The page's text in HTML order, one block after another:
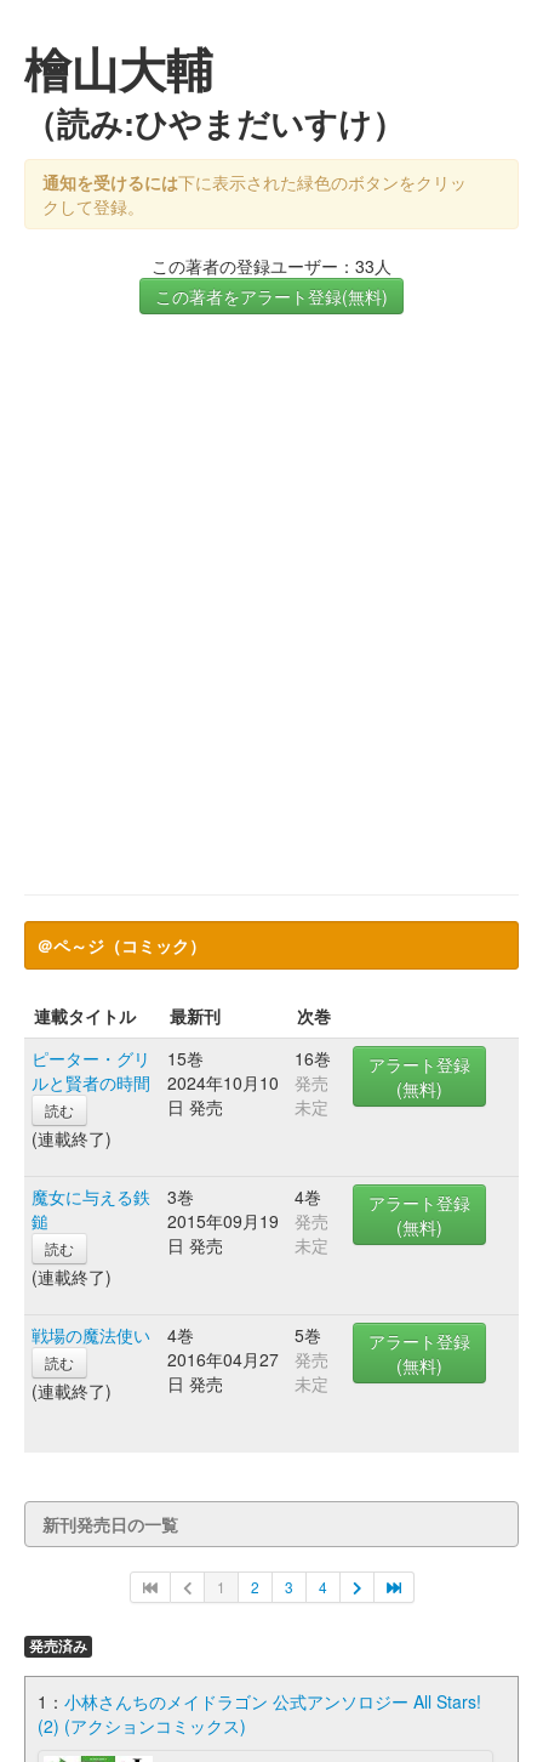
檜山大輔
（読み:ひやまだいすけ）
通知を受けるには下に表示された緑色のボタンをクリッ
クして登録。
この著者の登録ユーザー：33人
この著者をアラート登録(無料)
＠ペ～ジ（コミック）
連載タイトル 最新刊
次巻
ピーター・グリ
ルと賢者の時間
読む
(連載終了)
15巻
2024年10月10
日 発売
16巻
発売
未定
アラート登録
(無料)
魔女に与える鉄
鎚
読む
(連載終了)
3巻
2015年09月19
日 発売
4巻
発売
未定
アラート登録
(無料)
戦場の魔法使い
読む
(連載終了)
4巻
2016年04月27
日 発売
5巻
発売
未定
アラート登録
(無料)
新刊発売日の一覧
1 2 3 4
発売済み
1： 小林さんちのメイドラゴン 公式アンソロジー All Stars!
(2) (アクションコミックス)